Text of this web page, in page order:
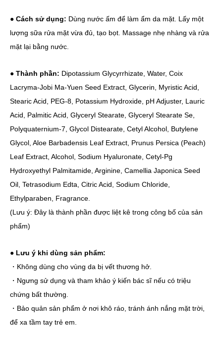
● Cách sử dụng: Dùng nước ấm để làm ẩm da mặt. Lấy một
lượng sữa rửa mặt vừa đủ, tạo bọt. Massage nhẹ nhàng và rửa
mặt lại bằng nước.
● Thành phần: Dipotassium Glycyrrhizate, Water, Coix
Lacryma-Jobi Ma-Yuen Seed Extract, Glycerin, Myristic Acid,
Stearic Acid, PEG-8, Potassium Hydroxide, pH Adjuster, Lauric
Acid, Palmitic Acid, Glyceryl Stearate, Glyceryl Stearate Se,
Polyquaternium-7, Glycol Distearate, Cetyl Alcohol, Butylene
Glycol, Aloe Barbadensis Leaf Extract, Prunus Persica (Peach)
Leaf Extract, Alcohol, Sodium Hyaluronate, Cetyl-Pg
Hydroxyethyl Palmitamide, Arginine, Camellia Japonica Seed
Oil, Tetrasodium Edta, Citric Acid, Sodium Chloride,
Ethylparaben, Fragrance.
(Lưu ý: Đây là thành phần được liệt kê trong công bố của sản
phẩm)
● Lưu ý khi dùng sản phẩm:
・Không dùng cho vùng da bị vết thương hở.
・Ngưng sử dụng và tham khảo ý kiến bác sĩ nếu có triệu
chứng bất thường.
・Bảo quản sản phẩm ở nơi khô ráo, tránh ánh nắng mặt trời,
để xa tầm tay trẻ em.